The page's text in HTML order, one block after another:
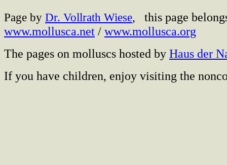
Page by Dr. Vollrath Wiese,
this page
www.mollusca.net / www.mollusca.org
The pages on molluscs hosted by Haus der
If you have children, enjoy visiting the